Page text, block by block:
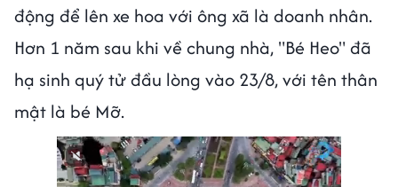
động để lên xe hoa với ông xã là doanh nhân.
Hơn 1 năm sau khi về chung nhà, "Bé Heo" đã
hạ sinh quý tử đầu lòng vào 23/8, với tên thân
mật là bé Mỡ.